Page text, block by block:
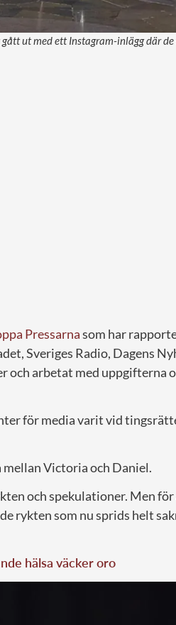
ut med ett Instagram-inlägg där
Pressarnasom har
Sveriges Radio, Dagens
arbetat med uppgifterna
för media varit vid
Victoria och Daniel.
och spekulationer. Men
rykten som nu sprids helt
hälsa väcker oro